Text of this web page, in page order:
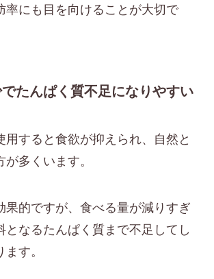
率にも目を向けることが大切で
たんぱく質不足になりやすい
用すると食欲が抑えられ、自然と
多くいます。
果的ですが、食べる量が減りすぎ
となるたんぱく質まで不足してし
す。